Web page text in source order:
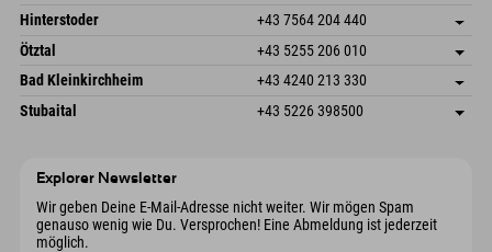
Österreich
Buchen
Schmiedau 2
Österreich
Adresse speichern
Buchen
Hinterstoder +43 7564 204 440
Freizeitpark 10
Österreich
Adresse speichern
Buchen
Ötztal +43 5255 206 010
Gscheat 14
Österreich
Adresse speichern
Buchen
Bad Kleinkirchheim +43 4240 213 330
Dorfstraße 24
Adresse speichern
Stubaital +43 5226 398500
Explorer Newsletter
Wir geben Deine E-Mail-Adresse nicht weiter. Wir mögen Spam
genauso wenig wie Du. Versprochen! Eine Abmeldung ist jederzeit
möglich.